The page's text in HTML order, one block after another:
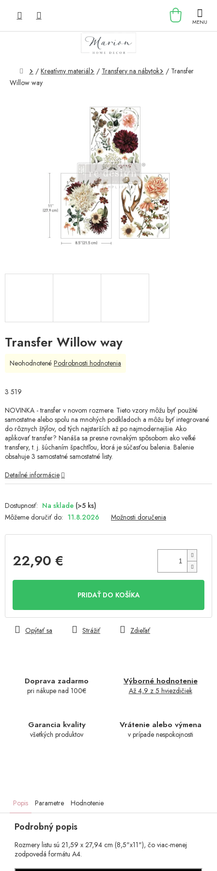
KOŠÍK
Domov
/ Kreatívny materiál / Transfery na nábytok / Transfer
Willow way
Transfer Willow way
Na sklade (>5 ks)
Môžeme doručiť do: 11.8.2026 Možnosti doručenia
22,90 €
PRIDAŤ DO KOŠÍKA
Doprava zadarmo
pri nákupe nad 100€
Výborné hodnotenie
Až 4,9 z 5 hviezdičiek
Garancia kvality
všetkých produktov
Vrátenie alebo výmena
v prípade nespokojnosti
3 519
NOVINKA - transfer v novom rozmere. Tieto vzory môžu byť použité
samostatne alebo spolu na mnohých podkladoch a môžu byť integrované
do rôznych štýlov, od tých najstarších až po najmodernejšie. Ako
aplikovať transfer? Nanáša sa presne rovnakým spôsobom ako veľké
transfery, t. j. šúchaním špachtľou, ktorá je súčasťou balenia. Balenie
obsahuje 3 samostatné samostatné listy.
Detailné informácie
Opýtať sa Strážiť Zdieľať
Priemerné
je
z
5
hviezdičiek.
Neohodnotené Podrobnosti hodnotenia
Popis Parametre Hodnotenie
Podrobný popis
Rozmery listu sú 21,59 x 27,94 cm (8,5"x11"), čo viac-menej
zodpovedá formátu A4.